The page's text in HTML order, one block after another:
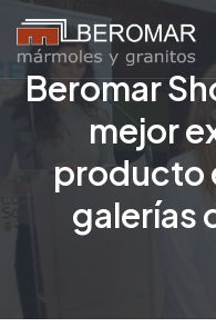
Beromar
mejor
producto
galerías